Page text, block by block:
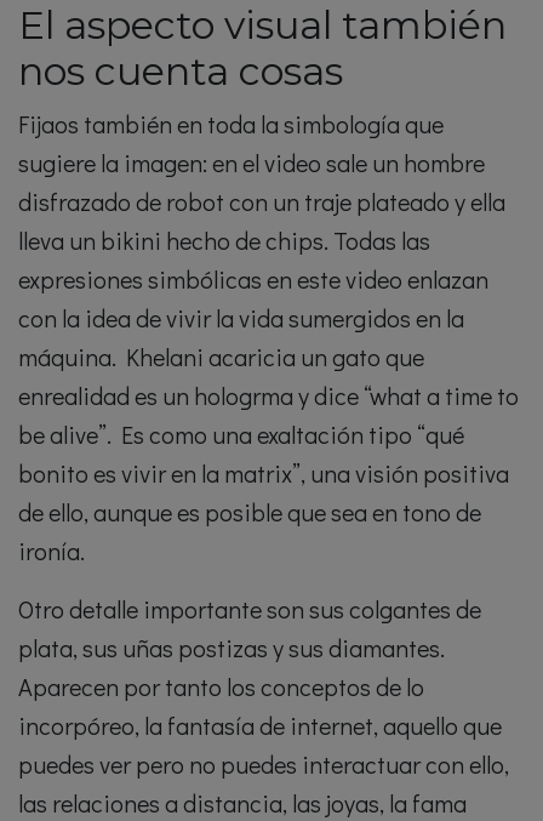
El aspecto visual también
nos cuenta cosas
Fijaos también en toda la simbología que
sugiere la imagen: en el video sale un hombre
disfrazado de robot con un traje plateado y ella
lleva un bikini hecho de chips. Todas las
expresiones simbólicas en este video enlazan
con la idea de vivir la vida sumergidos en la
máquina. Khelani acaricia un gato que
enrealidad es un hologrma y dice “what a time to
be alive”. Es como una exaltación tipo “qué
bonito es vivir en la matrix”, una visión positiva
de ello, aunque es posible que sea en tono de
ironía.
Otro detalle importante son sus colgantes de
plata, sus uñas postizas y sus diamantes.
Aparecen por tanto los conceptos de lo
incorpóreo, la fantasía de internet, aquello que
puedes ver pero no puedes interactuar con ello,
las relaciones a distancia, las joyas, la fama